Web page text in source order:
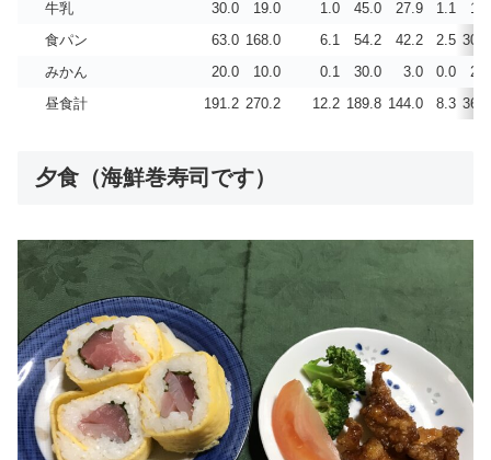
牛乳 30.0 19.0 1.0 45.0 27.9 1.1
1.4
食パン
63.0 168.0 6.1 54.2 42.2 2.5 30.2
みかん
20.0 10.0 0.1 30.0 3.0 0.0
2.3
昼食計
191.2 270.2 12.2 189.8 144.0 8.3 36.9
夕食（海鮮巻寿司です）